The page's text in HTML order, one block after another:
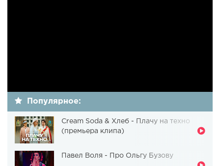
Популярное:
Cream Soda & Хлеб - Плачу на техно
(премьера клипа)
Павел Воля - Про Ольгу Бузову